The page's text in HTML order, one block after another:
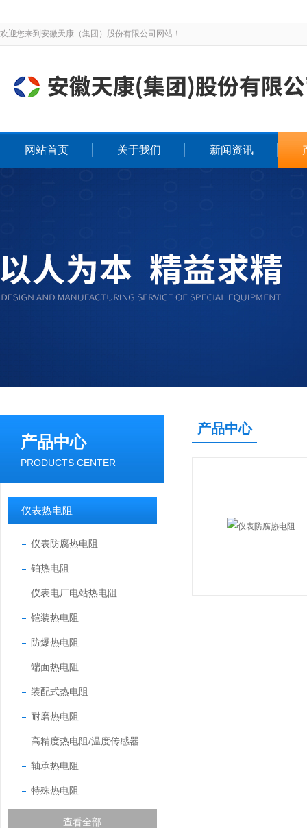
欢迎您来到安徽天康（集团）股份有限公司网站！
网站首页 关于我们 新闻资讯
产品中心
PRODUCTS CENTER
仪表热电阻
仪表防腐热电阻
铂热电阻
仪表电厂电站热电阻
铠装热电阻
防爆热电阻
端面热电阻
装配式热电阻
耐磨热电阻
高精度热电阻/温度传感器
轴承热电阻
特殊热电阻
查看全部
产品中心